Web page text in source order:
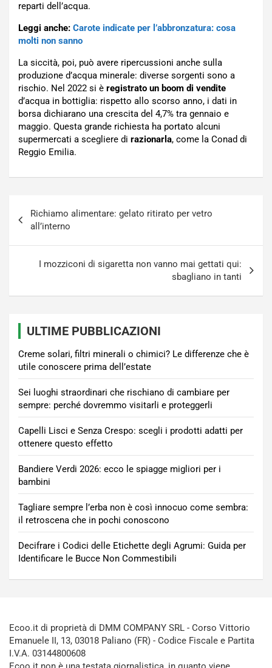
reparti dell’acqua.
Leggi anche: Carote indicate per l’abbronzatura: cosa
molti non sanno
La siccità, poi, può avere ripercussioni anche sulla
produzione d’acqua minerale: diverse sorgenti sono a
rischio. Nel 2022 si è registrato un boom di vendite
d’acqua in bottiglia: rispetto allo scorso anno, i dati in
borsa dichiarano una crescita del 4,7% tra gennaio e
maggio. Questa grande richiesta ha portato alcuni
supermercati a scegliere di razionarla, come la Conad di
Reggio Emilia.
articoli
Richiamo alimentare: gelato ritirato per vetro
all’interno
I mozziconi di sigaretta non vanno mai gettati qui:
sbagliano in tanti
ULTIME PUBBLICAZIONI
Creme solari, filtri minerali o chimici? Le differenze che è
utile conoscere prima dell’estate
Sei luoghi straordinari che rischiano di cambiare per
sempre: perché dovremmo visitarli e proteggerli
Capelli Lisci e Senza Crespo: scegli i prodotti adatti per
ottenere questo effetto
Bandiere Verdi 2026: ecco le spiagge migliori per i
bambini
Tagliare sempre l’erba non è così innocuo come sembra:
il retroscena che in pochi conoscono
Decifrare i Codici delle Etichette degli Agrumi: Guida per
Identificare le Bucce Non Commestibili
Ecoo.it di proprietà di DMM COMPANY SRL - Corso Vittorio
Emanuele II, 13, 03018 Paliano (FR) - Codice Fiscale e Partita
I.V.A. 03144800608